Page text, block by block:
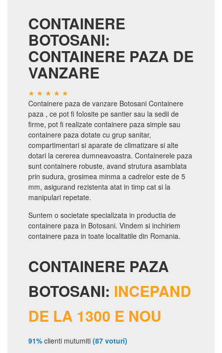
CONTAINERE
BOTOSANI:
CONTAINERE PAZA DE
VANZARE
Containere paza de vanzare Botosani Containere
paza , ce pot fi folosite pe santier sau la sedii de
firme, pot fi realizate containere paza simple sau
containere paza dotate cu grup sanitar,
compartimentari si aparate de climatizare si alte
dotari la cererea dumneavoastra. Containerele paza
sunt containere robuste, avand strutura asamblata
prin sudura, grosimea minma a cadrelor este de 5
mm, asigurand rezistenta atat in timp cat si la
manipulari repetate.
Suntem o societate specializata in productia de
containere paza in Botosani. Vindem si inchiriem
containere paza in toate localitatile din Romania.
CONTAINERE PAZA
BOTOSANI: INCEPAND
DE LA 1300 E NOU
91% clienti mutumiti (87 voturi)